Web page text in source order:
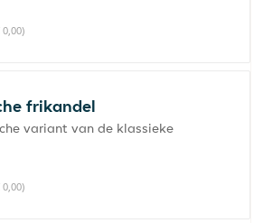
frikandel
variant van de klassieke